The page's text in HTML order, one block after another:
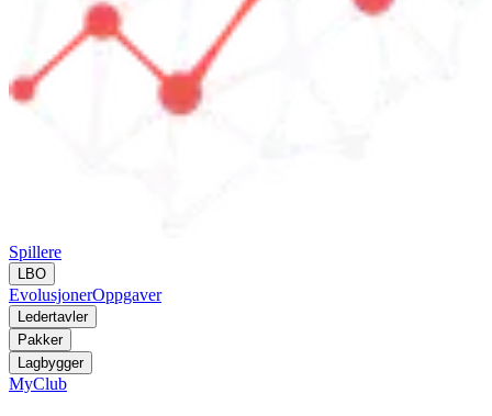
Spillere
LBO
EvolusjonerOppgaver
Ledertavler
Pakker
Lagbygger
MyClub